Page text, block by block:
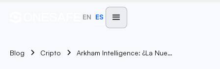
EN ES
Blog Cripto Arkham Intelligence: ¿La Nueva Cara De La Transparencia Y Seguridad En Cripto?